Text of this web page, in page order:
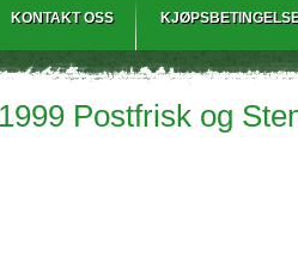
KONTAKT OSS
1999 Postfrisk og